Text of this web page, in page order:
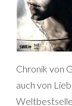
Chronik von
auch von